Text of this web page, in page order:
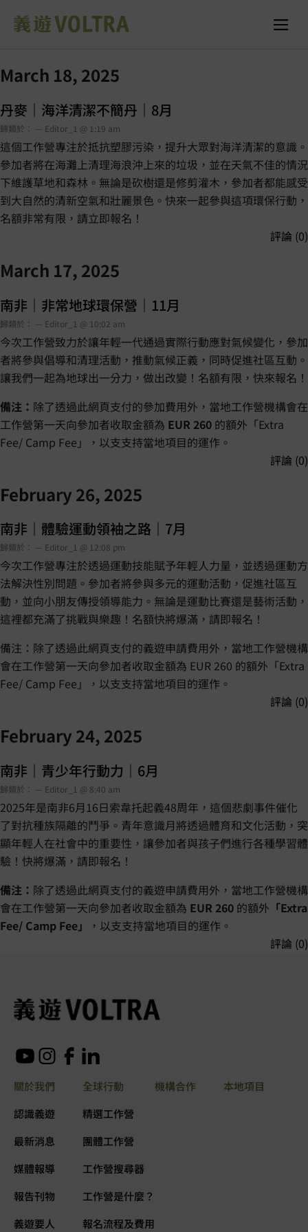
March 18, 2025
丹麥｜海洋清潔不簡丹｜8月
歸類於： — Editor_1 @ 1:19 am
這個工作營專注於抵抗塑膠污染，提升大眾對海洋清潔的意識。
參加者將在海灘上清理海浪沖上來的垃圾，並在天氣不佳的情況
下維護草地和森林。無論是砍樹還是修剪灌木，參加者都能感受
到大自然的清新空氣和壯麗景色。快來一起參與這項環保行動，
名額非常有限，請立即報名！
評論 (0)
March 17, 2025
南非｜非常地球環保營｜11月
歸類於： — Editor_1 @ 10:02 am
今次工作營致力於讓年輕一代通過實際行動應對氣候變化，參加
者將參與倡導和清理活動，推動氣候正義，同時促進社區互動。
讓我們一起為地球出一分力，做出改變！名額有限，快來報名！
備注： 除了透過此網頁支付的參加費用外，當地工作營機構會在
工作營第一天向參加者收取金額為 EUR 260 的額外「Extra
Fee/ Camp Fee」，以支支持當地項目的運作。
評論 (0)
February 26, 2025
南非｜體驗運動領袖之路｜7月
歸類於： — Editor_1 @ 12:08 pm
今次工作營專注於透過運動技能賦予年輕人力量，並透過運動方
法解決性別問題。參加者將參與多元的運動活動，促進社區互
動，並向小朋友傳授領導能力。無論是運動比賽還是藝術活動，
這裡都充滿了挑戰與樂趣！名額快將爆滿，請即報名！
備注：除了透過此網頁支付的義遊申請費用外，當地工作營機構
會在工作營第一天向參加者收取金額為 EUR 260 的額外「Extra
Fee/ Camp Fee」，以支支持當地項目的運作。
評論 (0)
February 24, 2025
南非｜青少年行動力｜6月
歸類於： — Editor_1 @ 8:40 am
2025年是南非6月16日索韋托起義48周年，這個悲劇事件催化
了對抗種族隔離的鬥爭。青年意識月將透過體育和文化活動，突
顯年輕人在社會中的重要性，讓參加者與孩子們進行各種學習體
驗！快將爆滿，請即報名！
備注： 除了透過此網頁支付的義遊申請費用外，當地工作營機構
會在工作營第一天向參加者收取金額為 EUR 260 的額外 「Extra
Fee/ Camp Fee」
，以支支持當地項目的運作。
評論 (0)
關於我們
認識義遊
最新消息
媒體報導
報告刊物
義遊要人
全球行動
精選工作營
團體工作營
工作營搜尋器
工作營是什麼？
報名流程及費用
本地項目
機構合作